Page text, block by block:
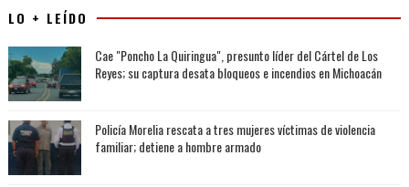
LO + LEÍDO
Cae "Poncho La Quiringua", presunto líder del Cártel de Los
Reyes; su captura desata bloqueos e incendios en Michoacán
Policía Morelia rescata a tres mujeres víctimas de violencia
familiar; detiene a hombre armado